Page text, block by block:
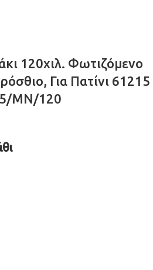
120χιλ. Φωτιζόμενο
Για Πατίνι 61215
MN/120